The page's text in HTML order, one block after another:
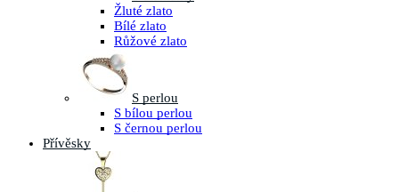
Žluté zlato
Bílé zlato
Růžové zlato
S perlou
S bílou perlou
S černou perlou
Přívěsky